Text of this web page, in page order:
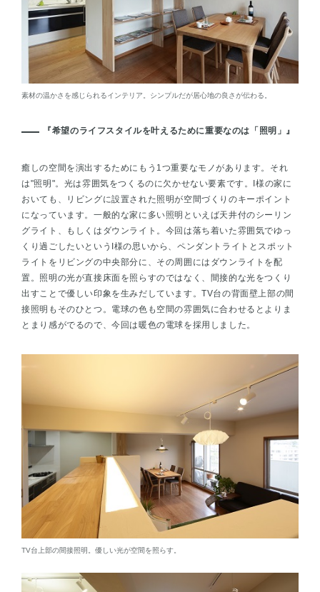
素材の温かさを感じられるインテリア。シンプルだが居心地の良さが伝わる。
『希望のライフスタイルを叶えるために重要なのは「照明」』
癒しの空間を演出するためにもう1つ重要なモノがあります。それ
は"照明"。光は雰囲気をつくるのに欠かせない要素です。I様の家に
おいても、リビングに設置された照明が空間づくりのキーポイント
になっています。一般的な家に多い照明といえば天井付のシーリン
グライト、もしくはダウンライト。今回は落ち着いた雰囲気でゆっ
くり過ごしたいというI様の思いから、ペンダントライトとスポット
ライトをリビングの中央部分に、その周囲にはダウンライトを配
置。照明の光が直接床面を照らすのではなく、間接的な光をつくり
出すことで優しい印象を生みだしています。TV台の背面壁上部の間
接照明もそのひとつ。電球の色も空間の雰囲気に合わせるとよりま
とまり感がでるので、今回は暖色の電球を採用しました。
TV台上部の間接照明。優しい光が空間を照らす。